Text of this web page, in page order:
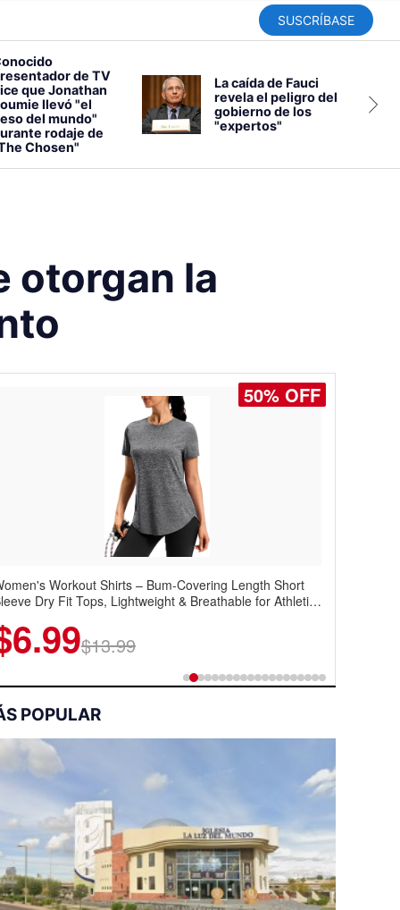
SUSCRÍBASE
de TV
que Jonathan
llevó "el
del mundo"
rodaje de
Chosen"
La caída de Fauci
revela el peligro del
gobierno de los
"expertos"
otorgan la
50% OFF
Workout Shirts – Bum-Covering Length Short
Dry Fit Tops, Lightweight & Breathable for Athletic,
$13.99
50% OFF
Men's Casual Dress Sneakers – Lightweight
Oxford Style with Breathable Knit Upper, Rubber
$44.99
POPULAR